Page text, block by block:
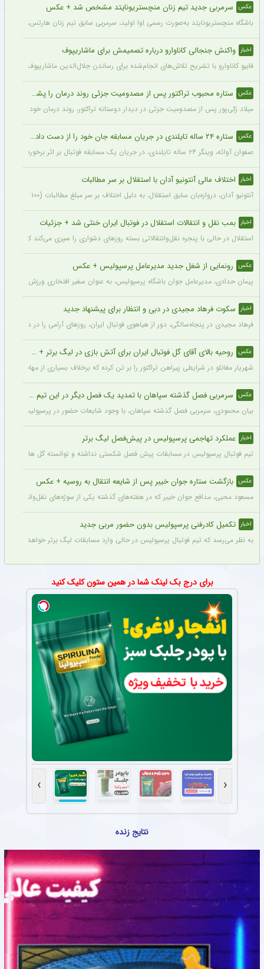
عکس سرمربی جدید تیم زنان منچستریونایتد مشخص شد + عکس
باشگاه منچستریونایتد به‌صورت رسمی اِوا اولید، سرمربی سابق تیم زنان هارتس، را
اخبار واکنش جنجالی کاناوارو درباره تصمیمش برای ماشاریپوف
فابیو کاناوارو با تشریح تلاش‌های انجام‌شده برای رساندن جلال‌الدین ماشاریپوف به
عکس ستاره محبوب تراکتور پس از مصدومیت جزئی روند درمان را پشت سر گذاشت + عکس
میلاد زکی‌پور پس از مصدومیت جزئی در دیدار دوستانه تراکتور، روند درمان خود را
عکس ستاره ۲۴ ساله تایلندی در جریان مسابقه جان خود را از دست داد + عکس
صفوان آوائه، وینگر ۲۴ ساله تایلندی، در جریان یک مسابقه فوتبال بر اثر برخورد صاعقه جان خود را از دست داد.
اخبار اختلاف مالی آنتونیو آدان با استقلال بر سر مطالبات
آنتونیو آدان، دروازه‌بان سابق استقلال، به دلیل اختلاف بر سر مبلغ مطالبات (۱۰۰ تا ۲۰۰ هزار یورو) قصد شکایت از باشگاه را دارد.
اخبار بمب نقل و انتقالات استقلال در فوتبال ایران خنثی شد + جزئیات
استقلال در حالی با پنجره نقل‌وانتقالاتی بسته روزهای دشواری را سپری می‌کند که در
عکس رونمایی از شغل جدید مدیرعامل پرسپولیس + عکس
پیمان حدادی، مدیرعامل جوان باشگاه پرسپولیس، به عنوان سفیر افتخاری ورزش چوگان
اخبار سکوت فرهاد مجیدی در دبی و انتظار برای پیشنهاد جدید
فرهاد مجیدی در پنجاه‌سالگی، دور از هیاهوی فوتبال ایران، روزهای آرامی را در دبی
عکس روحیه بالای آقای گل فوتبال ایران برای آتش بازی در لیگ برتر + عکس
شهریار مغانلو در شرایطی پیراهن تراکتور را بر تن کرده که برخلاف بسیاری از مهاجمان
عکس سرمربی فصل گذشته سپاهان با تمدید یک فصل دیگر در این تیم ماند + عکس
بیان محمودی، سرمربی فصل گذشته سپاهان، با وجود شایعات حضور در پرسپولیس،
اخبار عملکرد تهاجمی پرسپولیس در پیش‌فصل لیگ برتر
تیم فوتبال پرسپولیس در مسابقات پیش فصل شکستی نداشته و توانسته گل های زیادی
عکس بازگشت ستاره جوان خیبر پس از شایعه انتقال به روسیه + عکس
مسعود محبی، مدافع جوان خیبر که در هفته‌های گذشته یکی از سوژه‌های نقل‌وانتقالات
اخبار تکمیل کادرفنی پرسپولیس بدون حضور مربی جدید
به نظر می‌رسد که تیم فوتبال پرسپولیس در حالی وارد مسابقات لیگ برتر خواهد شد که
برای درج بک لینک شما در همین ستون کلیک کنید
‹
›
نتایج زنده